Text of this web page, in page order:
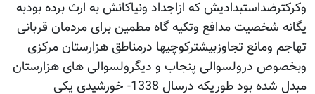
وکرکترضداستبدادیش که ازاجداد ونیاکانش به ارث برده بودبه
یگانه شخصیت مدافع وتکیه گاه مطمین برای مردمان قربانی
تهاجم ومانع تجاوزبیشترکوچیها درمناطق هزارستان مرکزی
وبخصوص درولسوالی پنجاب و دیگرولسوالی های هزارستان
مبدل شده بود طوریکه درسال 1338- خورشیدی یکی